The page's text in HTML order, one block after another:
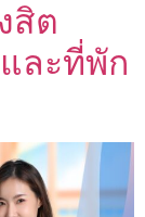
สิต
ละที่พัก